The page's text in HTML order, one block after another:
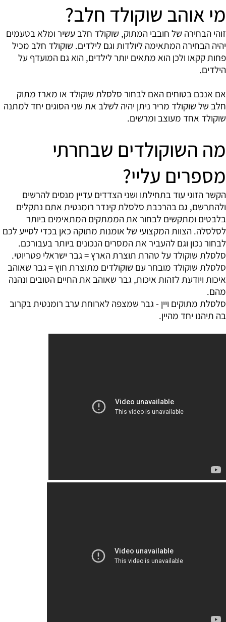
מי אוהב שוקולד חלב?
זוהי הבחירה של חובבי המתוק, שוקולד חלב עשיר ומלא בטעמים
יהיה הבחירה המתאימה ליולדות וגם לילדים. שוקולד חלב מכיל
פחות קקאו ולכן הוא מתאים יותר לילדים, הוא גם המועדף על
הילדים.
אם אנכם בטוחים האם לבחור סלסלת שוקולד או מארז מתוק
חלב של שוקולד מריר ניתן יהיה לשלב את שני הסוגים יחד למתנה
שוקולד אחד מעוצב ומרשים.
מה השוקולדים שבחרתי
מספרים עליי?
הקשר הזוגי עוד בתחילתו ושני הצדדים עדיין מנסים להרשים
ולהתרשם, גם בהרכבת סלסלת קינדר רומנטית אתם נתקלים
בלבטים ומתקשים לבחור את הממתקים המתאימים ביותר
לסלסלה. הצוות המקצועי של אומנות מתוקה כאן בכדי לסייע לכם
לבחור נכון וגם להעביר את המסרים הנכונים ביותר בעבורכם.
סלסלת שוקולד על טהרת תוצרת הארץ = גבר ישראלי פטריוטי.
סלסלת שוקולד מובחר עם שוקולדים מתוצרת חוץ = גבר שאוהב
איכות ויודעת לזהות איכות, גבר שאוהב את החיים הטובים ונהנה
מהם.
סלסלת מתוקים ויין - גבר שמצפה לארוחת ערב רומנטית בקרוב
בה תיהנו יחד מהיין.